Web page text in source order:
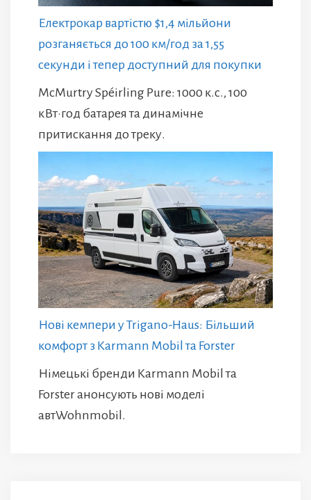
Електрокар вартістю $1,4 мільйони
розганяється до 100 км/год за 1,55
секунди і тепер доступний для покупки
McMurtry Spéirling Pure: 1000 к.с., 100
кВт·год батарея та динамічне
притискання до треку.
Нові кемпери у Trigano-Haus: Більший
комфорт з Karmann Mobil та Forster
Німецькі бренди Karmann Mobil та
Forster анонсують нові моделі
автWohnmobil.